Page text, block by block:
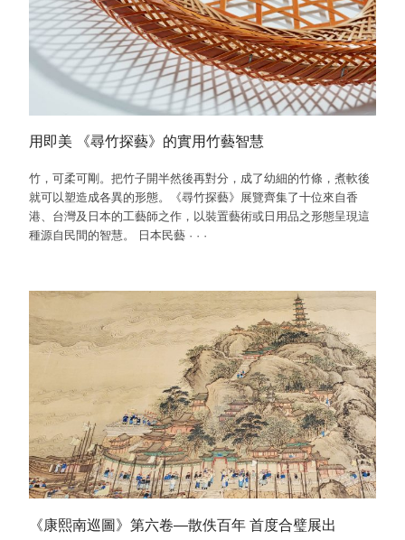
用即美 《尋竹探藝》的實用竹藝智慧
竹，可柔可剛。把竹子開半然後再對分，成了幼細的竹條，煮軟後
就可以塑造成各異的形態。《尋竹探藝》展覽齊集了十位來自香
港、台灣及日本的工藝師之作，以裝置藝術或日用品之形態呈現這
種源自民間的智慧。 日本民藝 · · ·
《康熙南巡圖》第六卷—散佚百年 首度合璧展出